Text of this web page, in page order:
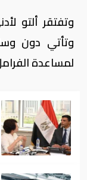
وتفتقر ألتو
وتأتي دون
لمساعدة